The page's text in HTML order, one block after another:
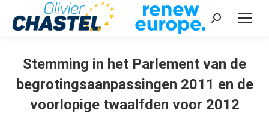
Recherche
Stemming in het Parlement van de
begrotingsaanpassingen 2011 en de
voorlopige twaalfden voor 2012